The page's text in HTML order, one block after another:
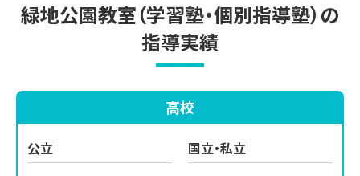
緑地公園教室（学習塾・個別指導塾）の
指導実績
高校
公立 国立・私立